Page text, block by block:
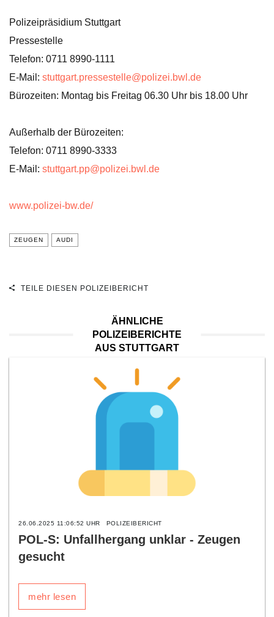
Polizeipräsidium Stuttgart
Pressestelle
Telefon: 0711 8990-1111
E-Mail: stuttgart.pressestelle@polizei.bwl.de
Bürozeiten: Montag bis Freitag 06.30 Uhr bis 18.00 Uhr
Außerhalb der Bürozeiten:
Telefon: 0711 8990-3333
E-Mail: stuttgart.pp@polizei.bwl.de
www.polizei-bw.de/
ZEUGEN AUDI
TEILE DIESEN POLIZEIBERICHT
ÄHNLICHE
POLIZEIBERICHTE
AUS STUTTGART
26.06.2025 11:06:52 UHR POLIZEIBERICHT
POL-S: Unfallhergang unklar - Zeugen
gesucht
mehr lesen